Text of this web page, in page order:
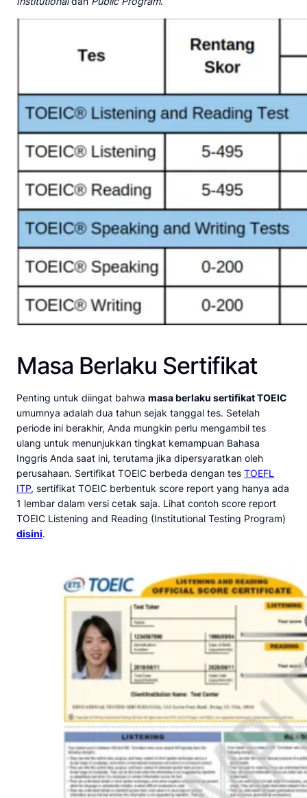
Masa Berlaku Sertifikat
Penting untuk diingat bahwamasa berlaku sertifikat TOEIC
umumnya adalah dua tahun sejak tanggal tes. Setelah
periode ini berakhir, Anda mungkin perlu mengambil tes
ulang untuk menunjukkan tingkat kemampuan Bahasa
Inggris Anda saat ini, terutama jika dipersyaratkan oleh
perusahaan. Sertifikat TOEIC berbeda dengan tesTOEFL
ITP, sertifikat TOEIC berbentuk score report yang hanya ada
1 lembar dalam versi cetak saja. Lihat contoh score report
TOEIC Listening and Reading (Institutional Testing Program)
disini.